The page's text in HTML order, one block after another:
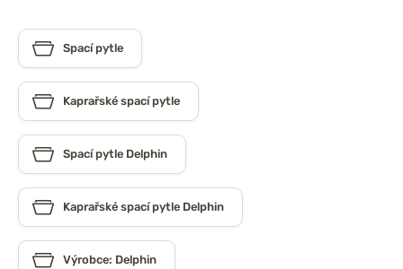
Spací pytle
Kaprařské spací pytle
Spací pytle Delphin
Kaprařské spací pytle Delphin
Výrobce: Delphin